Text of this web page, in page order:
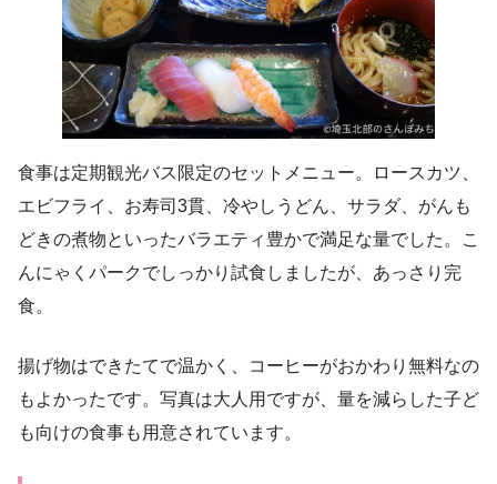
食事は定期観光バス限定のセットメニュー。ロースカツ、
エビフライ、お寿司3貫、冷やしうどん、サラダ、がんも
どきの煮物といったバラエティ豊かで満足な量でした。こ
んにゃくパークでしっかり試食しましたが、あっさり完
食。
揚げ物はできたてで温かく、コーヒーがおかわり無料なの
もよかったです。写真は大人用ですが、量を減らした子ど
も向けの食事も用意されています。